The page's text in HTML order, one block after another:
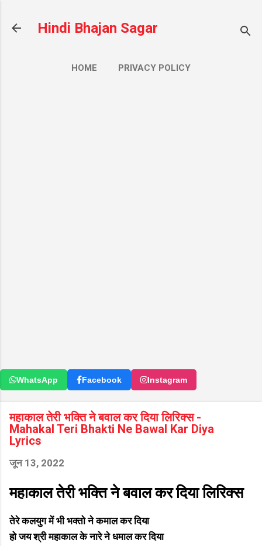
Hindi Bhajan Sagar
HOME PRIVACY POLICY
WhatsApp Facebook Instagram
महाकाल तेरी भक्ति ने बवाल कर दिया लिरिक्स -
Mahakal Teri Bhakti Ne Bawal Kar Diya
Lyrics
जून 13, 2022
महाकाल तेरी भक्ति ने बवाल कर दिया लिरिक्स
तेरे कलयुग में भी भक्तो ने कमाल कर दिया
हो जय श्री महाकाल के नारे ने धमाल कर दिया